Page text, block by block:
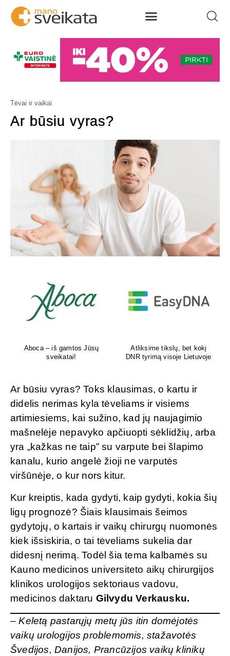
Tėvai ir vaikai
Ar būsiu vyras?
Aboca – iš gamtos Jūsų
sveikatai!
Atliksime tikslų, bet kokį
DNR tyrimą visoje Lietuvoje
Ar būsiu vyras? Toks klausimas, o kartu ir
didelis nerimas kyla tėveliams ir visiems
artimiesiems, kai sužino, kad jų naujagimio
mašnelėje nepavyko apčiuopti sėklidžių, arba
yra „kažkas ne taip” su varpute bei šlapimo
kanalu, kurio angelė žioji ne varputės
viršūnėje, o kur nors kitur.
Kur kreiptis, kada gydyti, kaip gydyti, kokia šių
ligų prognozė? Šiais klausimais šeimos
gydytojų, o kartais ir vaikų chirurgų nuomonės
kiek išsiskiria, o tai tėveliams sukelia dar
didesnį nerimą. Todėl šia tema kalbamės su
Kauno medicinos universiteto aikų chirurgijos
klinikos urologijos sektoriaus vadovu,
medicinos daktaru Gilvydu Verkausku.
– Keletą pastarųjų metų jūs itin domėjotės
vaikų urologijos problemomis, stažavotės
Švedijos, Danijos, Prancūzijos vaikų klinikų